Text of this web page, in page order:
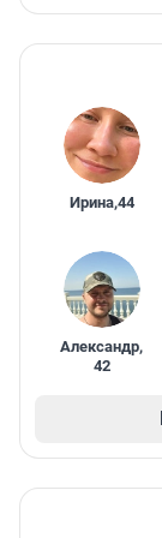
Ирина,44
Александр,
42